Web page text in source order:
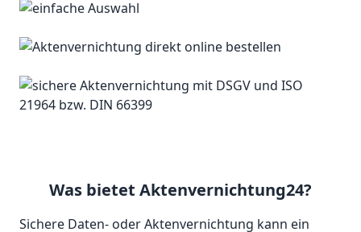
Was bietet Aktenvernichtung24?
Sichere Daten- oder Aktenvernichtung kann ein